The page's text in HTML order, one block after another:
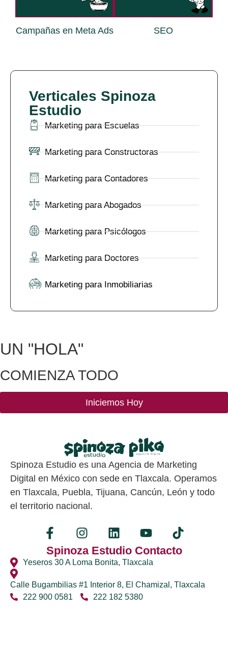
Campañas en Meta Ads SEO
Verticales Spinoza
Estudio
Marketing para Escuelas
Marketing para Constructoras
Marketing para Contadores
Marketing para Abogados
Marketing para Psicólogos
Marketing para Doctores
Marketing para Inmobiliarias
UN "HOLA"
COMIENZA TODO
Iniciemos Hoy
Spinoza Estudio es una Agencia de Marketing
Digital en México con sede en Tlaxcala. Operamos
en Tlaxcala, Puebla, Tijuana, Cancún, León y todo
el territorio nacional.
Spinoza Estudio Contacto
Yeseros 30 A Loma Bonita, Tlaxcala
Calle Bugambilias #1 Interior 8, El Chamizal, Tlaxcala
222 900 0581
222 182 5380